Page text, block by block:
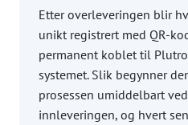
Etter overleveringen blir
unikt registrert med QR-
permanent koblet til
systemet. Slik begynner
prosessen umiddelbart ved
innleveringen, og hvert